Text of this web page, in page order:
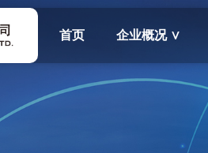
首页 企业概况 ∨